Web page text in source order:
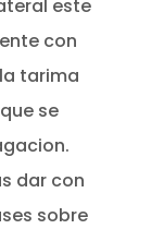
este
con
tarima
se
dar con
sobre